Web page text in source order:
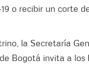
o recibir un corte
la Secretaría
Bogotá invita a los